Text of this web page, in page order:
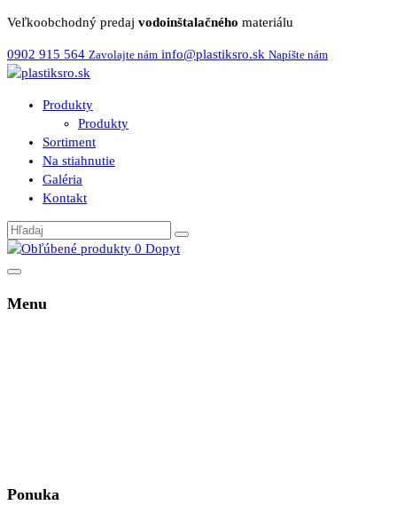
Veľkoobchodný predaj vodoinštalačného materiálu
0902 915 564 Zavolajte nám info@plastiksro.sk Napíšte nám
Produkty
Produkty
Sortiment
Na stiahnutie
Galéria
Kontakt
0 Dopyt
Menu
Ponuka